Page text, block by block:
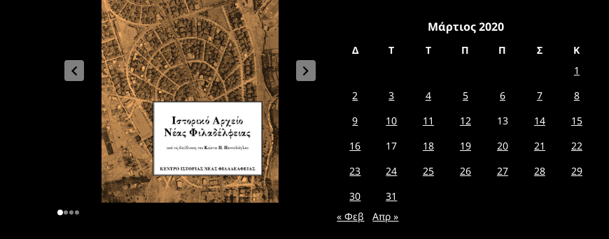
Μάρτιος 2020
Δ Τ Τ Π Π Σ
Κ
1
2
3 4 5 6 7
8
9
10 11 12 13 14
15
16
17 18 19 20 21
22
23
24 25 26 27 28
29
30
31
« Φεβ
Απρ »